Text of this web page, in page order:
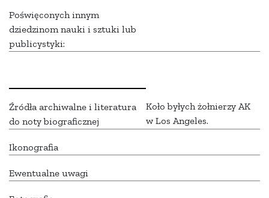
Poświęconych innym
dziedzinom nauki i sztuki lub
publicystyki:
Źródła archiwalne i literatura
do noty biograficznej
Koło byłych żołnierzy AK
w Los Angeles.
Ikonografia
Ewentualne uwagi